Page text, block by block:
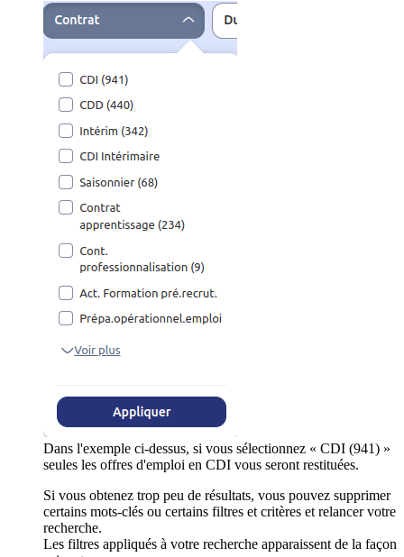
Dans l'exemple ci-dessus, si vous sélectionnez « CDI (941) »
seules les offres d'emploi en CDI vous seront restituées.
Si vous obtenez trop peu de résultats, vous pouvez supprimer
certains mots-clés ou certains filtres et critères et relancer votre
recherche.
Les filtres appliqués à votre recherche apparaissent de la façon